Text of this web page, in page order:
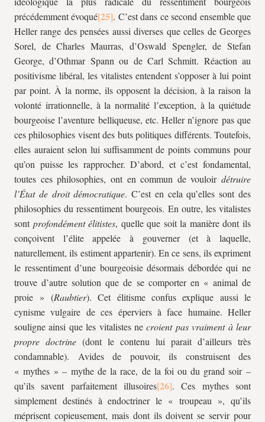
précédemment évoqué
. C’est dans ce second ensemble que
Heller range des pensées aussi diverses que celles de Georges
Sorel, de Charles Maurras, d’Oswald Spengler, de Stefan
George, d’Othmar Spann ou de Carl Schmitt. Réaction au
positivisme libéral, les vitalistes entendent s’opposer à lui point
par point. À la norme, ils opposent la décision, à la raison la
volonté irrationnelle, à la normalité l’exception, à la quiétude
bourgeoise l’aventure belliqueuse, etc. Heller n’ignore pas que
ces philosophies visent des buts politiques différents. Toutefois,
elles auraient selon lui suffisamment de points communs pour
qu’on puisse les rapprocher. D’abord, et c’est fondamental,
toutes ces philosophies, ont en commun de vouloir détruire
l’État de droit démocratique. C’est en cela qu’elles sont des
philosophies du ressentiment bourgeois. En outre, les vitalistes
sont profondément élitistes, quelle que soit la manière dont ils
conçoivent l’élite appelée à gouverner (et à laquelle,
naturellement, ils estiment appartenir). En ce sens, ils expriment
le ressentiment d’une bourgeoisie désormais débordée qui ne
trouve d’autre solution que de se comporter en « animal de
proie » (Raubtier). Cet élitisme confus explique aussi le
cynisme vulgaire de ces éperviers à face humaine. Heller
souligne ainsi que les vitalistes necroient pas vraiment à leur
propre doctrine (dont le contenu lui parait d’ailleurs très
condamnable). Avides de pouvoir, ils construisent des
« mythes » – mythe de la race, de la foi ou du grand soir –
qu’ils savent parfaitement illusoires
. Ces mythes sont
simplement destinés à endoctriner le « troupeau », qu’ils
méprisent copieusement, mais dont ils doivent se servir pour